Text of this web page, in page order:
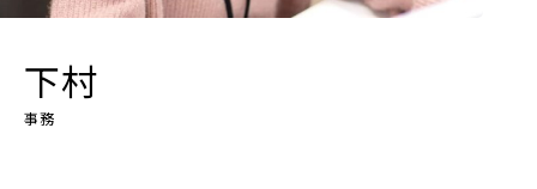
下村
事務